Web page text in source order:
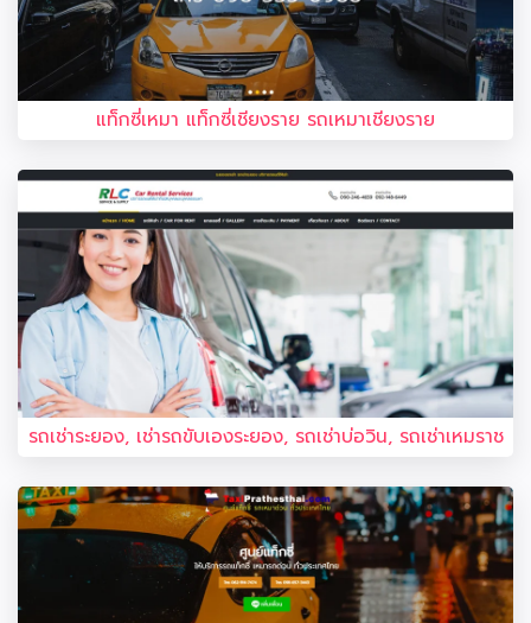
แท็กซี่เหมา แท็กซี่เชียงราย รถเหมาเชียงราย
รถเช่าระยอง, เช่ารถขับเองระยอง, รถเช่าบ่อวิน, รถเช่าเหมราช